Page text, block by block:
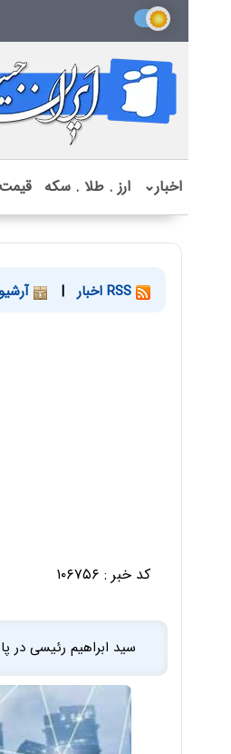
اخبار⌄ ارز . طلا . سکه
|
کد خبر : ۱۰۶۷۵۶
سید ابراهیم رئیسی در